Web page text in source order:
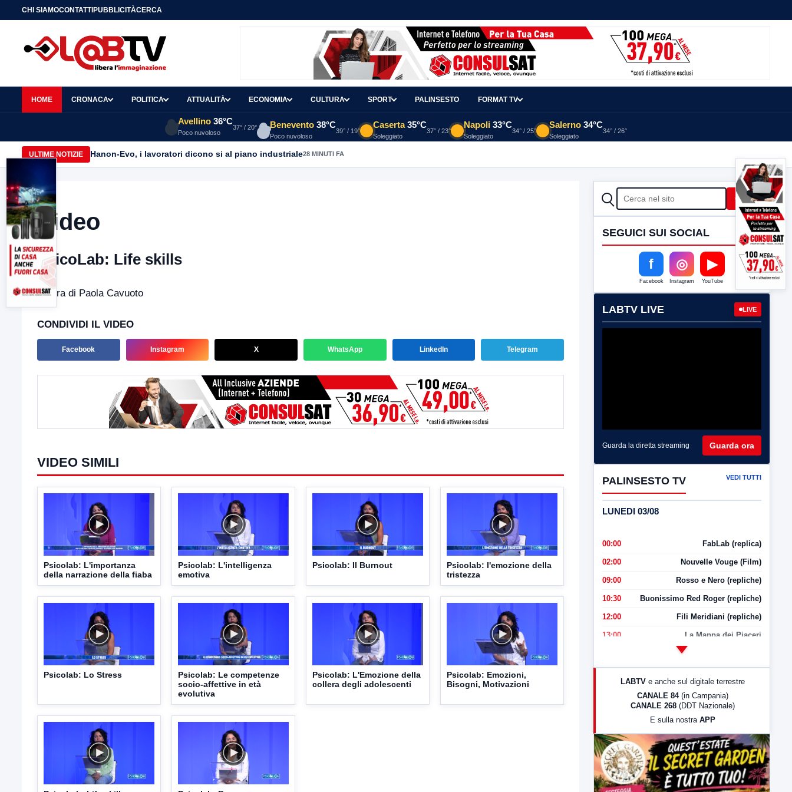
CHI SIAMOCONTATTIPUBBLICITÀCERCA
HOME CRONACA POLITICA ATTUALITÀ ECONOMIA CULTURA SPORT PALINSESTO FORMAT TV
Avellino 36°C
Poco nuvoloso
37° / 20° Benevento 38°C
Poco nuvoloso
39° / 19°
Caserta 35°C
Soleggiato
37° / 23°
Napoli 33°C
Soleggiato
34° / 25°
Salerno 34°C
Soleggiato
34° / 26°
ULTIME NOTIZIE Hanon-Evo, i lavoratori dicono si al piano industriale28 MINUTI FA
Video
PsicoLab: Life skills
A cura di Paola Cavuoto
CONDIVIDI IL VIDEO
Facebook Instagram X WhatsApp LinkedIn Telegram
VIDEO SIMILI
Psicolab: L'importanza
della narrazione della fiaba
Psicolab: L'intelligenza
emotiva
Psicolab: Il Burnout
Psicolab: l'emozione della
tristezza
Psicolab: Lo Stress
Psicolab: Le competenze
socio-affettive in età
evolutiva
Psicolab: L'Emozione della
collera degli adolescenti
Psicolab: Emozioni,
Bisogni, Motivazioni
CERCA Cerca
SEGUICI SUI SOCIAL
f
Facebook
◎
Instagram
▶
YouTube
LABTV LIVE LIVE
Guarda la diretta streaming Guarda ora
PALINSESTO TV VEDI TUTTI
LUNEDI 03/08
00:00 FabLab (replica)
02:00 Nouvelle Vouge (Film)
09:00 Rosso e Nero (repliche)
10:30 Buonissimo Red Roger (repliche)
12:00 Fili Meridiani (repliche)
13:00 La Mappa dei Piaceri
LabNews (Diretta)
23:00 LabNews (replica)
LABTV e anche sul digitale terrestre
CANALE 84 (in Campania)
CANALE 268 (DDT Nazionale)
E sulla nostra APP